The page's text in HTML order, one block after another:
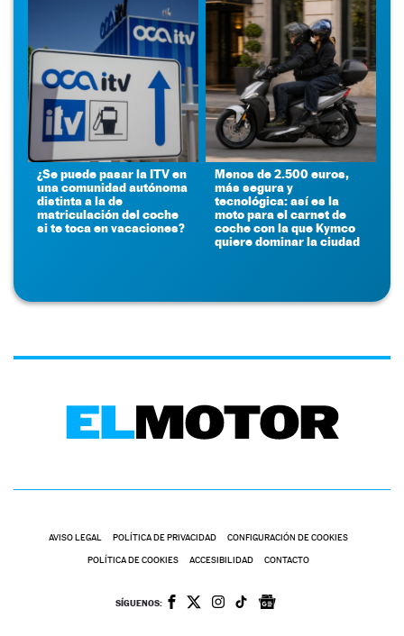
¿Se puede pasar la ITV en
una comunidad autónoma
distinta a la de
matriculación del coche
si te toca en vacaciones?
Menos de 2.500 euros,
más segura y
tecnológica: así es la
moto para el carnet de
coche con la que Kymco
quiere dominar la ciudad
AVISO LEGAL POLÍTICA DE PRIVACIDAD CONFIGURACIÓN DE COOKIES
POLÍTICA DE COOKIES ACCESIBILIDAD CONTACTO
SÍGUENOS: